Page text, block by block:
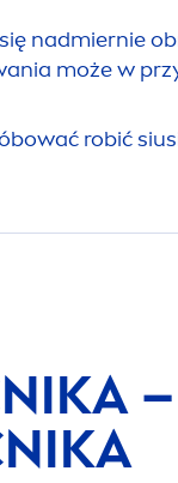
nadmiernie
może w
robić